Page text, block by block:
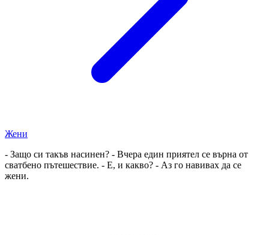
Жени
- Защо си такъв насинен? - Вчера един приятел се върна от
сватбено пътешествие. - Е, и какво? - Аз го навивах да се
жени.